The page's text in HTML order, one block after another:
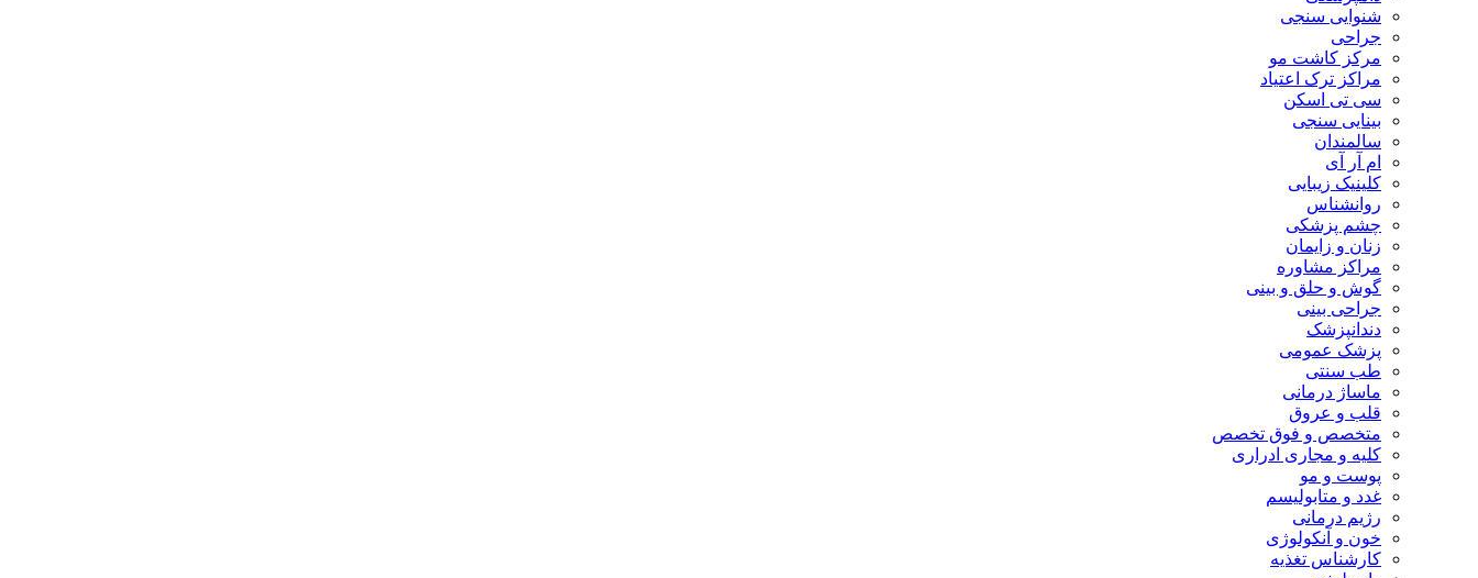
شنوایی سنجی
جراحی
مرکز کاشت مو
مراکز ترک اعتیاد
سی تی اسکن
بینایی سنجی
سالمندان
ام آر آی
کلینیک زیبایی
روانشناس
چشم پزشکی
زنان و زایمان
مراکز مشاوره
گوش و حلق و بینی
جراحی بینی
دندانپزشک
پزشک عمومی
طب سنتی
ماساژ درمانی
قلب و عروق
متخصص و فوق تخصص
کلیه و مجاری ادراری
پوست و مو
غدد و متابولیسم
رژیم درمانی
خون و آنکولوژی
کارشناس تغذیه